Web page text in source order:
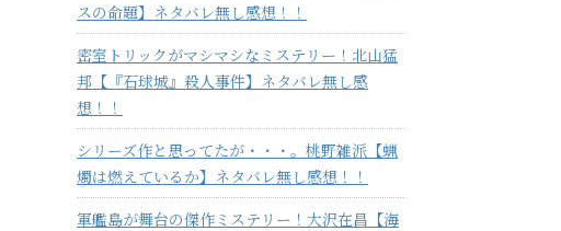
スの命題】ネタバレ無し感想！！
密室トリックがマシマシなミステリー！北山猛
邦【『石球城』殺人事件】ネタバレ無し感
想！！
シリーズ作と思ってたが・・・。桃野雑派【蝋
燭は燃えているか】ネタバレ無し感想！！
軍艦島が舞台の傑作ミステリー！大沢在昌【海